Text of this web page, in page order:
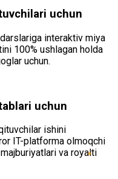
uchun
interaktiv miya
100% ushlagan holda
uchun.
uchun
ishini
IT-platforma olmoqchi
va royalti